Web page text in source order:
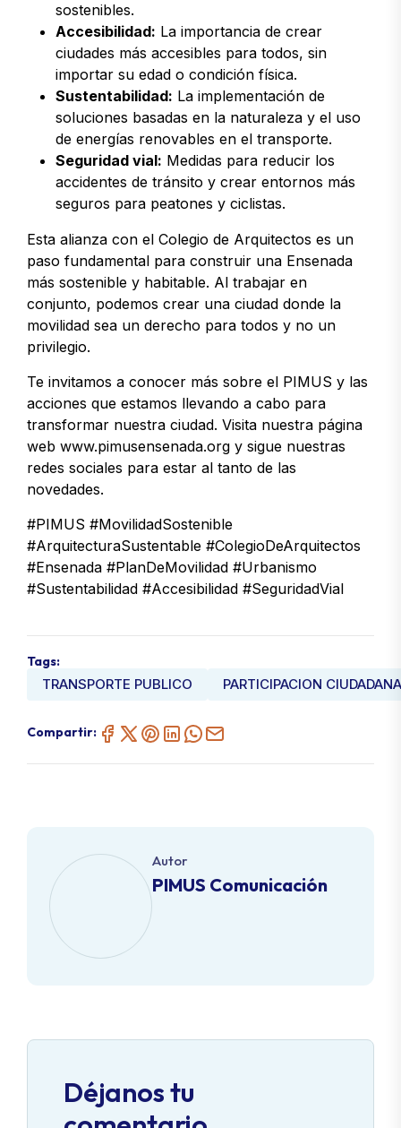
sostenibles.
Accesibilidad: La importancia de crear
ciudades más accesibles para todos, sin
importar su edad o condición física.
Sustentabilidad: La implementación de
soluciones basadas en la naturaleza y el uso
de energías renovables en el transporte.
Seguridad vial: Medidas para reducir los
accidentes de tránsito y crear entornos más
seguros para peatones y ciclistas.
Esta alianza con el Colegio de Arquitectos es un
paso fundamental para construir una Ensenada
más sostenible y habitable. Al trabajar en
conjunto, podemos crear una ciudad donde la
movilidad sea un derecho para todos y no un
privilegio.
Te invitamos a conocer más sobre el PIMUS y las
acciones que estamos llevando a cabo para
transformar nuestra ciudad. Visita nuestra página
web www.pimusensenada.org y sigue nuestras
redes sociales para estar al tanto de las
novedades.
#PIMUS #MovilidadSostenible
#ArquitecturaSustentable #ColegioDeArquitectos
#Ensenada #PlanDeMovilidad #Urbanismo
#Sustentabilidad #Accesibilidad #SeguridadVial
Tags:
TRANSPORTE PUBLICO PARTICIPACION CIUDADANA
Compartir:
Autor
PIMUS Comunicación
Déjanos tu